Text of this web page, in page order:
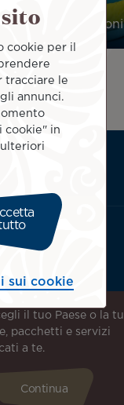
Nui:
le ultime
e promozioni
il tuo Paese o la
pacchetti e servizi
a te.
cookie per il
tracciare le
annunci.
cookie" in
sui cookie